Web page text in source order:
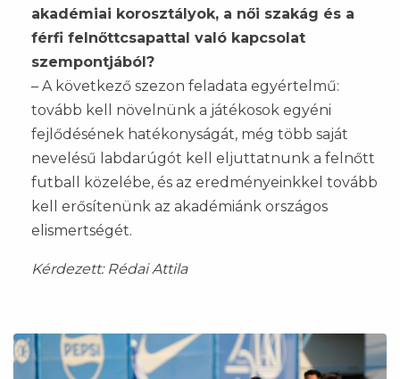
akadémiai korosztályok, a női szakág és a
férfi felnőttcsapattal való kapcsolat
szempontjából?
– A következő szezon feladata egyértelmű:
tovább kell növelnünk a játékosok egyéni
fejlődésének hatékonyságát, még több saját
nevelésű labdarúgót kell eljuttatnunk a felnőtt
futball közelébe, és az eredményeinkkel tovább
kell erősítenünk az akadémiánk országos
elismertségét.
Kérdezett: Rédai Attila